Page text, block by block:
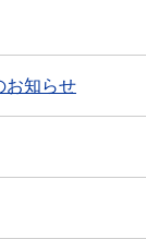
お知らせ